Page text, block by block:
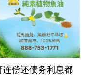
偿还债务利息都